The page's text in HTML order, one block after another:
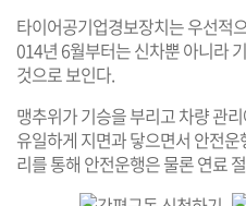
타이어공기업경보장치는 우선적
014년 6월부터는 신차뿐 아니라
것으로 보인다.
맹추위가 기승을 부리고 차량 관
유일하게 지면과 닿으면서 안전
리를 통해 안전운행은 물론 연료